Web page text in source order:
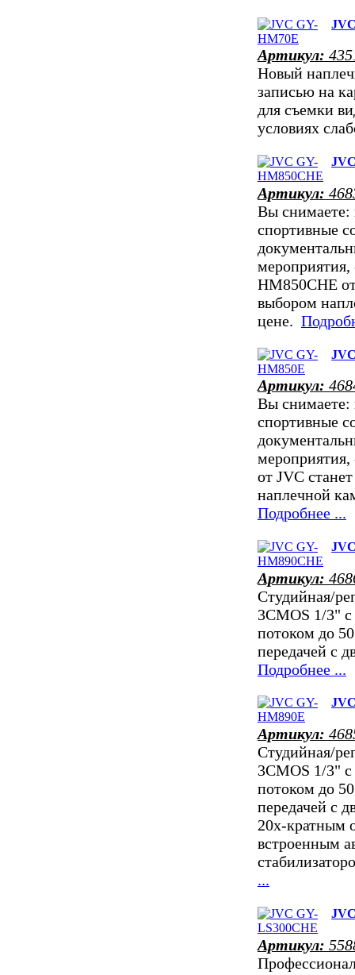
Артикул:
Новый
записью на
для съемки
условиях
Артикул:
Вы снимаете:
спортивные
мероприятия,
HM850CHE
выбором
цене.
Артикул:
Вы снимаете:
спортивные
от JVC
наплечной
Подробнее ...
Артикул:
Студийная/
3CMOS 1/3"
потоком до
передачей с
Подробнее ...
Артикул:
Студийная/
3CMOS 1/3"
потоком до
передачей с
20x-кратным
встроенным
...
Артикул: